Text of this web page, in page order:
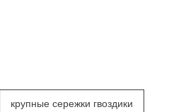
крупные сережки гвоздики